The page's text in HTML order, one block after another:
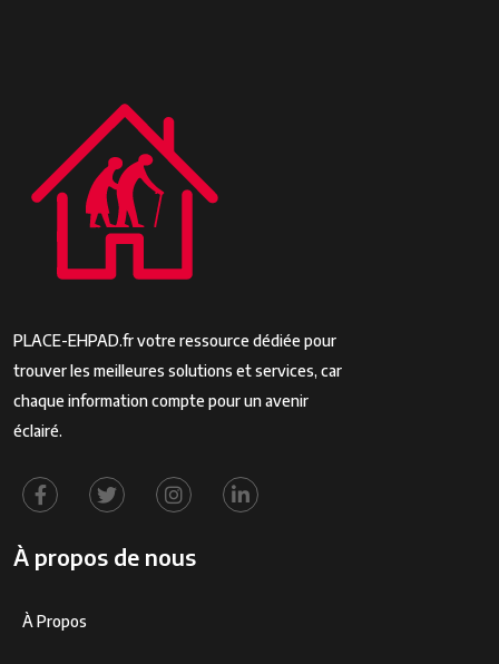
PLACE-EHPAD.fr votre ressource dédiée pour
trouver les meilleures solutions et services, car
chaque information compte pour un avenir
éclairé.
À propos de nous
À Propos